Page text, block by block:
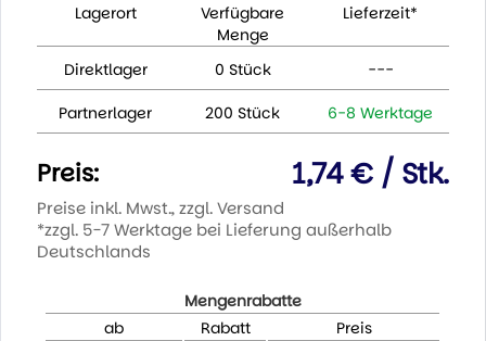
Lagerort
Verfügbare
Menge
Lieferzeit*
Direktlager 0 Stück ---
Partnerlager 200 Stück 6-8 Werktage
Preis: 1,74 € / Stk.
Preise inkl. Mwst., zzgl. Versand
*zzgl. 5-7 Werktage bei Lieferung außerhalb
Deutschlands
Mengenrabatte
ab
Rabatt
Preis